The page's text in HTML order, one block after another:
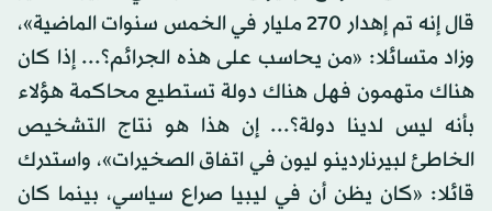
قال إنه تم إهدار 270 مليار في الخمس سنوات الماضية»،
وزاد متسائلا: «من يحاسب على هذه الجرائم؟... إذا كان
هناك متهمون فهل هناك دولة تستطيع محاكمة هؤلاء
بأنه ليس لدينا دولة؟... إن هذا هو نتاج التشخيص
الخاطئ لبيرناردينو ليون في اتفاق الصخيرات»، واستدرك
قائلا: «كان يظن أن في ليبيا صراع سياسي، بينما كان